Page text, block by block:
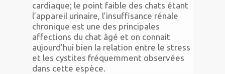
cardiaque; le point faible des chats étant
l’appareil urinaire, l’insuffisance rénale
chronique est une des principales
affections du chat âgé et on connait
aujourd’hui bien la relation entre le stress
et les cystites fréquemment observées
dans cette espèce.